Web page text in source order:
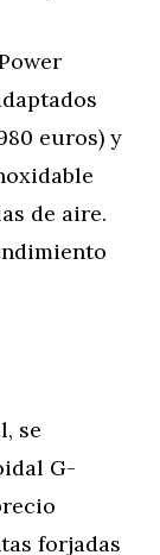
euros) y
de aire.
se
G-
forjadas